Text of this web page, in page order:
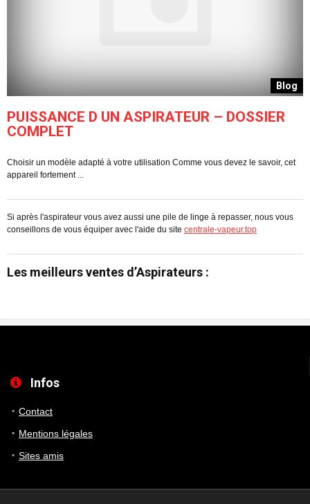
Blog
PUISSANCE D UN ASPIRATEUR – DOSSIER
COMPLET
Choisir un modèle adapté à votre utilisation Comme vous devez le savoir, cet
appareil fortement ...
Si après l'aspirateur vous avez aussi une pile de linge à repasser, nous vous
conseillons de vous équiper avec l'aide du site centrale-vapeur.top
Les meilleurs ventes d’Aspirateurs :
Infos
Contact
Mentions légales
Sites amis